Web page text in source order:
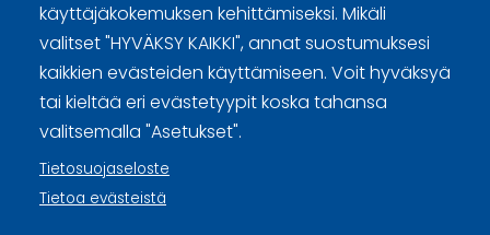
käyttäjäkokemuksen kehittämiseksi. Mikäli
valitset "HYVÄKSY KAIKKI", annat suostumuksesi
kaikkien evästeiden käyttämiseen. Voit hyväksyä
tai kieltää eri evästetyypit koska tahansa
valitsemalla "Asetukset".
Tietosuojaseloste
Tietoa evästeistä
Curling.fi
Curling Finland
Sivuston käyttöehdot ja sisällön käyttöoikeudet